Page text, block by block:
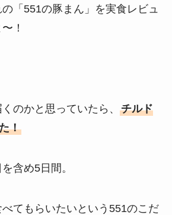
「551の豚まん」を実食レビュ
！
のかと思っていたら、 チルド
！
含め5日間。
てもらいたいという551のこだ